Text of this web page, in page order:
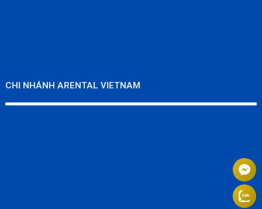
CHI NHÁNH ARENTAL VIETNAM